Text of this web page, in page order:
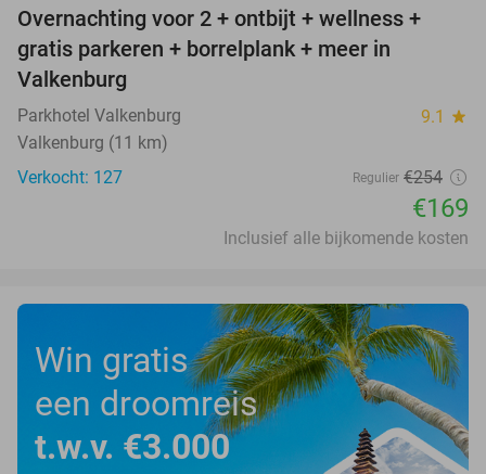
33%
Overnachting voor 2 + ontbijt + wellness +
gratis parkeren + borrelplank + meer in
Valkenburg
Parkhotel Valkenburg 9.1 star
Valkenburg (11 km)
Verkocht: 127
Regulier €254
€169
Inclusief alle bijkomende kosten
Win gratis
een droomreis
t.w.v. €3.000